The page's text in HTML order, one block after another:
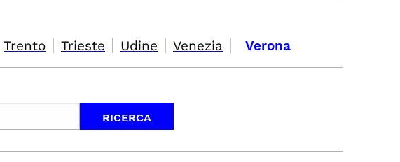
Trento | Trieste | Udine | Venezia | Verona